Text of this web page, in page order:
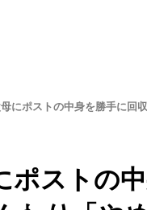
にポストの中身を勝手に回
ポストの